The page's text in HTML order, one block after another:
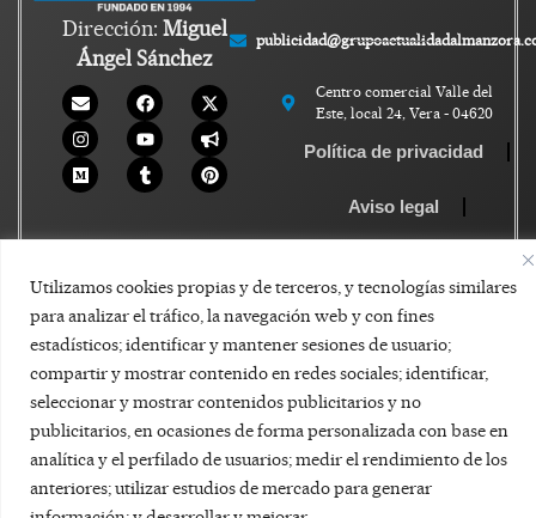
Utilizamos cookies propias y de terceros, y tecnologías similares
para analizar el tráfico, la navegación web y con fines
estadísticos; identificar y mantener sesiones de usuario;
compartir y mostrar contenido en redes sociales; identificar,
seleccionar y mostrar contenidos publicitarios y no
publicitarios, en ocasiones de forma personalizada con base en
analítica y el perfilado de usuarios; medir el rendimiento de los
anteriores; utilizar estudios de mercado para generar
Dirección: Miguel
Ángel Sánchez
Centro comercial Valle del
Este, local 24, Vera - 04620
Política de privacidad
Aviso legal